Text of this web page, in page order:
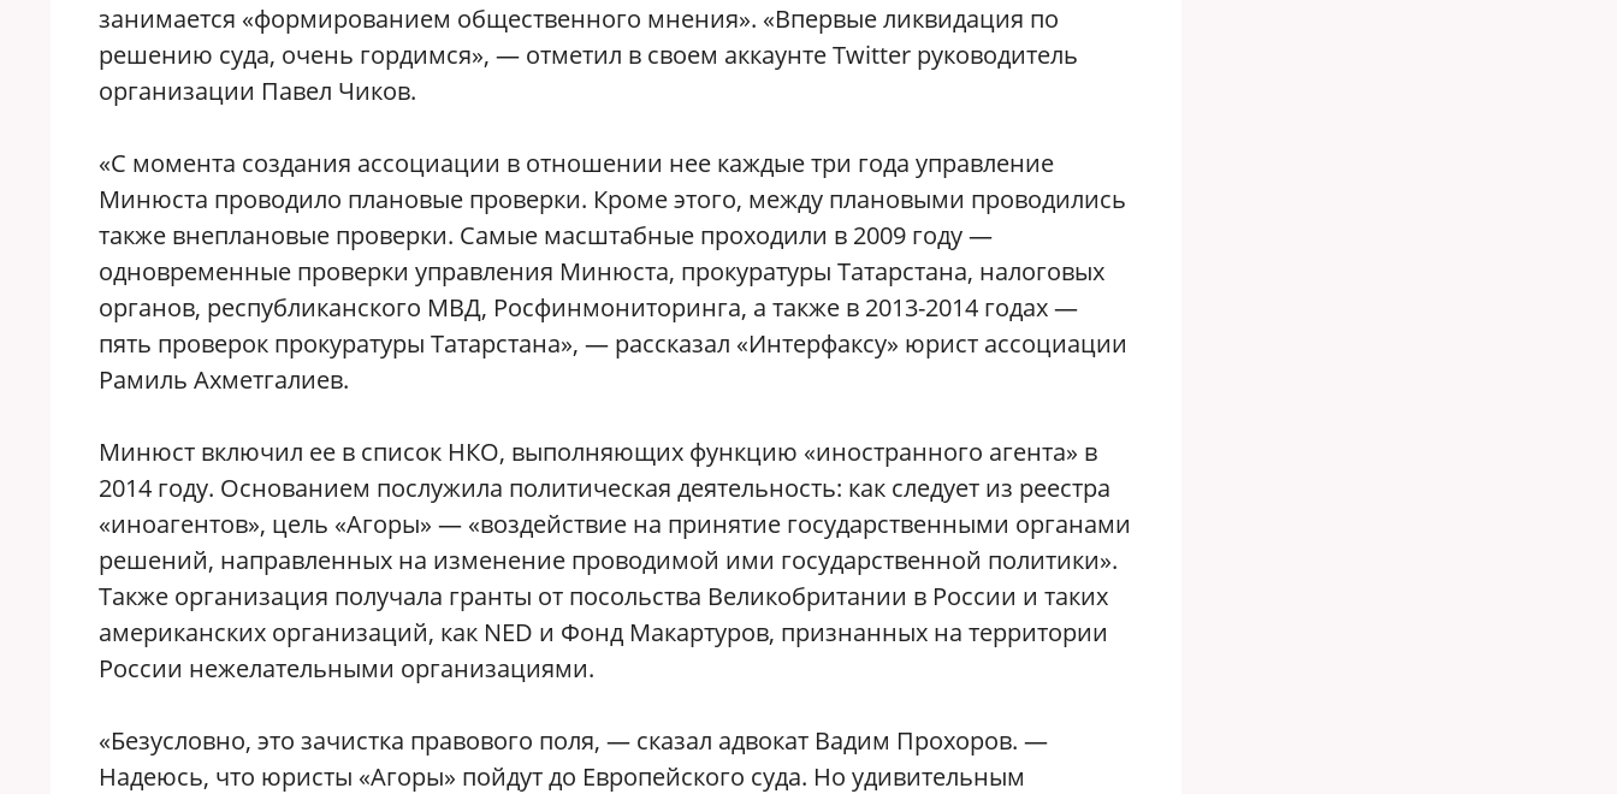
занимается «формированием общественного мнения». «Впервые ликвидация по
решению суда, очень гордимся», — отметил в своем аккаунте Twitter руководитель
организации Павел Чиков.
«С момента создания ассоциации в отношении нее каждые три года управление
Минюста проводило плановые проверки. Кроме этого, между плановыми проводились
также внеплановые проверки. Самые масштабные проходили в 2009 году —
одновременные проверки управления Минюста, прокуратуры Татарстана, налоговых
органов, республиканского МВД, Росфинмониторинга, а также в 2013-2014 годах —
пять проверок прокуратуры Татарстана», — рассказал «Интерфаксу» юрист ассоциации
Рамиль Ахметгалиев.
Минюст включил ее в список НКО, выполняющих функцию «иностранного агента» в
2014 году. Основанием послужила политическая деятельность: как следует из реестра
«иноагентов», цель «Агоры» — «воздействие на принятие государственными органами
решений, направленных на изменение проводимой ими государственной политики».
Также организация получала гранты от посольства Великобритании в России и таких
американских организаций, как NED и Фонд Макартуров, признанных на территории
России нежелательными организациями.
«Безусловно, это зачистка правового поля, — сказал адвокат Вадим Прохоров. —
Надеюсь, что юристы «Агоры» пойдут до Европейского суда. Но удивительным